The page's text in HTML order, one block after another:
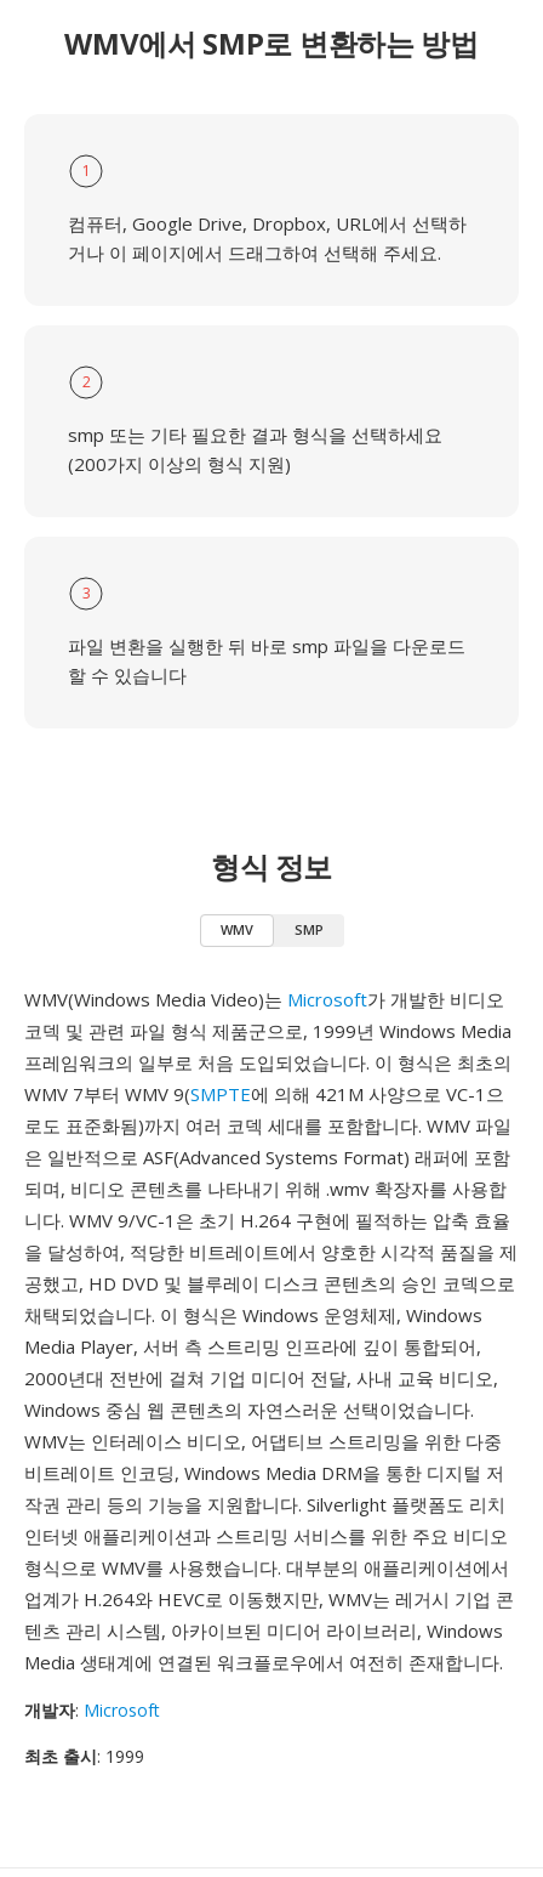
WMV에서 SMP로 변환하는 방법
1
컴퓨터, Google Drive, Dropbox, URL에서 선택하
거나 이 페이지에서 드래그하여 선택해 주세요.
2
smp 또는 기타 필요한 결과 형식을 선택하세요
(200가지 이상의 형식 지원)
3
파일 변환을 실행한 뒤 바로 smp 파일을 다운로드
할 수 있습니다
형식 정보
WMV SMP
WMV(Windows Media Video)는 Microsoft가 개발한 비디오
코덱 및 관련 파일 형식 제품군으로, 1999년 Windows Media
프레임워크의 일부로 처음 도입되었습니다. 이 형식은 최초의
WMV 7부터 WMV 9(SMPTE에 의해 421M 사양으로 VC-1으
로도 표준화됨)까지 여러 코덱 세대를 포함합니다. WMV 파일
은 일반적으로 ASF(Advanced Systems Format) 래퍼에 포함
되며, 비디오 콘텐츠를 나타내기 위해 .wmv 확장자를 사용합
니다. WMV 9/VC-1은 초기 H.264 구현에 필적하는 압축 효율
을 달성하여, 적당한 비트레이트에서 양호한 시각적 품질을 제
공했고, HD DVD 및 블루레이 디스크 콘텐츠의 승인 코덱으로
채택되었습니다. 이 형식은 Windows 운영체제, Windows
Media Player, 서버 측 스트리밍 인프라에 깊이 통합되어,
2000년대 전반에 걸쳐 기업 미디어 전달, 사내 교육 비디오,
Windows 중심 웹 콘텐츠의 자연스러운 선택이었습니다.
WMV는 인터레이스 비디오, 어댑티브 스트리밍을 위한 다중
비트레이트 인코딩, Windows Media DRM을 통한 디지털 저
작권 관리 등의 기능을 지원합니다. Silverlight 플랫폼도 리치
인터넷 애플리케이션과 스트리밍 서비스를 위한 주요 비디오
형식으로 WMV를 사용했습니다. 대부분의 애플리케이션에서
업계가 H.264와 HEVC로 이동했지만, WMV는 레거시 기업 콘
텐츠 관리 시스템, 아카이브된 미디어 라이브러리, Windows
Media 생태계에 연결된 워크플로우에서 여전히 존재합니다.
개발자: Microsoft
최초 출시: 1999